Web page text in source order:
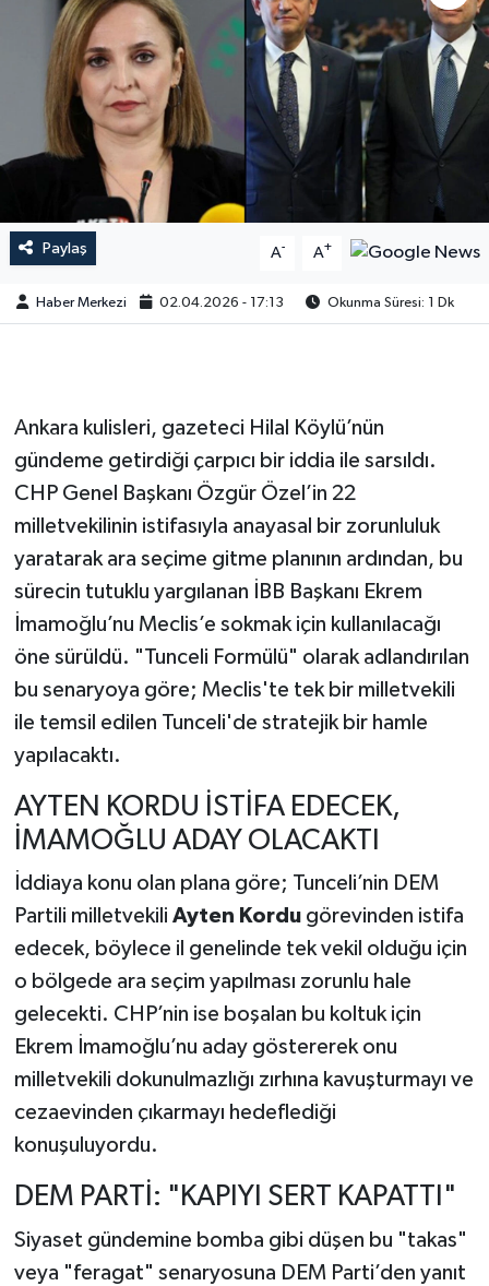
Paylaş A- A+
Haber Merkezi 02.04.2026 - 17:13 Okunma Süresi: 1 Dk
Ankara kulisleri, gazeteci Hilal Köylü’nün
gündeme getirdiği çarpıcı bir iddia ile sarsıldı.
CHP Genel Başkanı Özgür Özel’in 22
milletvekilinin istifasıyla anayasal bir zorunluluk
yaratarak ara seçime gitme planının ardından, bu
sürecin tutuklu yargılanan İBB Başkanı Ekrem
İmamoğlu’nu Meclis’e sokmak için kullanılacağı
öne sürüldü. "Tunceli Formülü" olarak adlandırılan
bu senaryoya göre; Meclis'te tek bir milletvekili
ile temsil edilen Tunceli'de stratejik bir hamle
yapılacaktı.
AYTEN KORDU İSTİFA EDECEK,
İMAMOĞLU ADAY OLACAKTI
İddiaya konu olan plana göre; Tunceli’nin DEM
Partili milletvekili Ayten Kordugörevinden istifa
edecek, böylece il genelinde tek vekil olduğu için
o bölgede ara seçim yapılması zorunlu hale
gelecekti. CHP’nin ise boşalan bu koltuk için
Ekrem İmamoğlu’nu aday göstererek onu
milletvekili dokunulmazlığı zırhına kavuşturmayı ve
cezaevinden çıkarmayı hedeflediği
konuşuluyordu.
DEM PARTİ: "KAPIYI SERT KAPATTI"
Siyaset gündemine bomba gibi düşen bu "takas"
veya "feragat" senaryosuna DEM Parti’den yanıt